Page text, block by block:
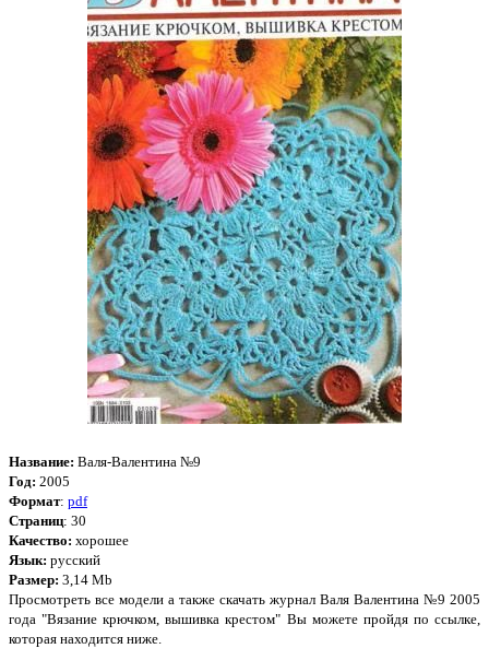
Название: Валя-Валентина №9
Год: 2005
Формат: pdf
Страниц: 30
Качество: хорошее
Язык: русский
Размер: 3,14 Mb
Просмотреть все модели а также скачать журнал Валя Валентина №9 2005
года "Вязание крючком, вышивка крестом" Вы можете пройдя по ссылке,
которая находится ниже.